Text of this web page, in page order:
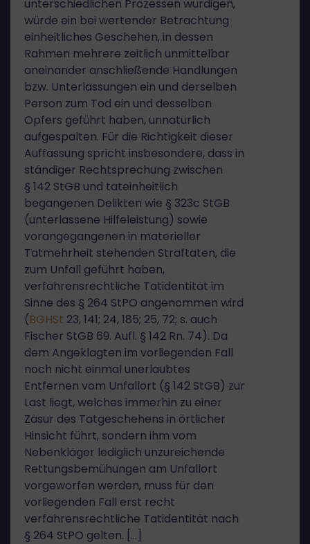
unterschiedlichen Prozessen würdigen,
würde ein bei wertender Betrachtung
einheitliches Geschehen, in dessen
Rahmen mehrere zeitlich unmittelbar
aneinander anschließende Handlungen
bzw. Unterlassungen ein und derselben
Person zum Tod ein und desselben
Opfers geführt haben, unnatürlich
aufgespalten. Für die Richtigkeit dieser
Auffassung spricht insbesondere, dass in
ständiger Rechtsprechung zwischen
§ 142 StGB und tateinheitlich
begangenen Delikten wie § 323c StGB
(unterlassene Hilfeleistung) sowie
vorangegangenen in materieller
Tatmehrheit stehenden Straftaten, die
zum Unfall geführt haben,
verfahrensrechtliche Tatidentität im
Sinne des § 264 StPO angenommen wird
(BGHSt 23, 141; 24, 185; 25, 72; s. auch
Fischer StGB 69. Aufl. § 142 Rn. 74). Da
dem Angeklagten im vorliegenden Fall
noch nicht einmal unerlaubtes
Entfernen vom Unfallort (§ 142 StGB) zur
Last liegt, welches immerhin zu einer
Zäsur des Tatgeschehens in örtlicher
Hinsicht führt, sondern ihm vom
Nebenkläger lediglich unzureichende
Rettungsbemühungen am Unfallort
vorgeworfen werden, muss für den
vorliegenden Fall erst recht
verfahrensrechtliche Tatidentität nach
§ 264 StPO gelten. […]